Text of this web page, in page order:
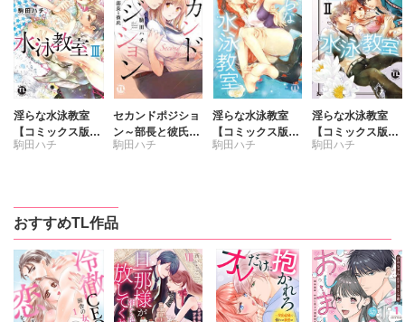
淫らな水泳教室
【コミックス版】
【電子版限定特典
駒田ハチ
セカンドポジショ
ン～部長と彼氏
【コミックス版】
駒田ハチ
淫らな水泳教室
【コミックス版】
【電子版限定特典
駒田ハチ
淫らな水泳教室
【コミックス版】
【電子版限定特典
駒田ハチ
おすすめTL作品